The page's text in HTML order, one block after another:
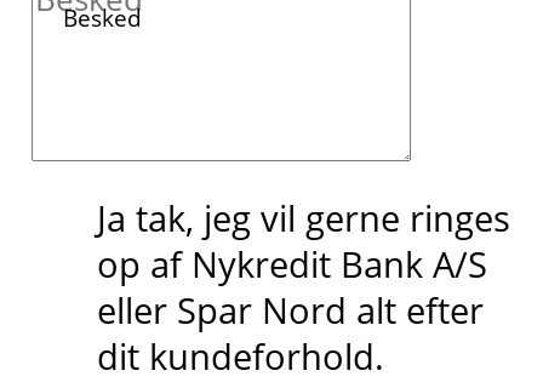
Besked
Ja tak, jeg vil gerne ringes
op af Nykredit Bank A/S
eller Spar Nord alt efter
dit kundeforhold.